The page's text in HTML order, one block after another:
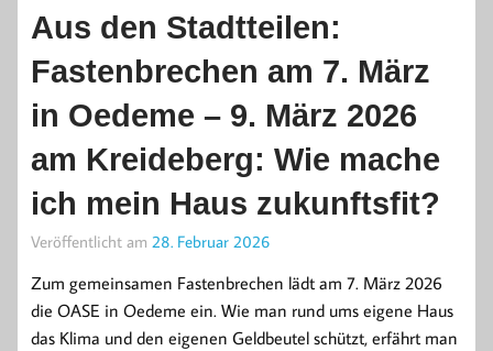
Aus den Stadtteilen:
Fastenbrechen am 7. März
in Oedeme – 9. März 2026
am Kreideberg: Wie mache
ich mein Haus zukunftsfit?
Veröffentlicht am 28. Februar 2026
Zum gemeinsamen Fastenbrechen lädt am 7. März 2026
die OASE in Oedeme ein. Wie man rund ums eigene Haus
das Klima und den eigenen Geldbeutel schützt, erfährt man